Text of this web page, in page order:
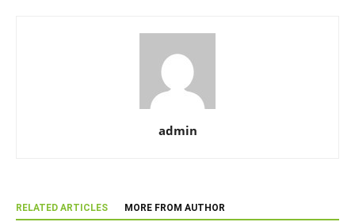
admin
RELATED ARTICLES MORE FROM AUTHOR